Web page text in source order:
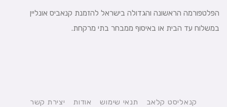
הפלטפורמה הראשונה והגדולה בישראל להזמנת קנאביס אונליין
במשלוח עד הבית או באיסוף ממבחר בתי מרקחת.
קנאליסט קלאב תנאי שימוש אודות יצירת קשר